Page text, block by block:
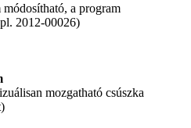
módosítható, a program
2012-00026)
mozgatható csúszka